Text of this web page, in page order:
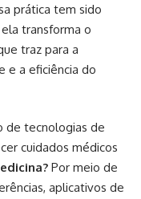
prática tem sido
transforma o
traz para a
e a eficiência do
de tecnologias de
cuidados médicos
Por meio de
aplicativos de